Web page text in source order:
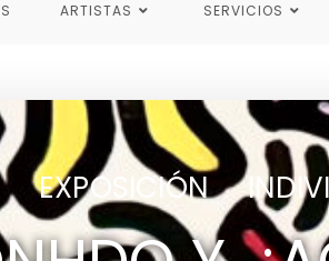
ARTISTAS SERVICIOS
EXPOSICIÓN